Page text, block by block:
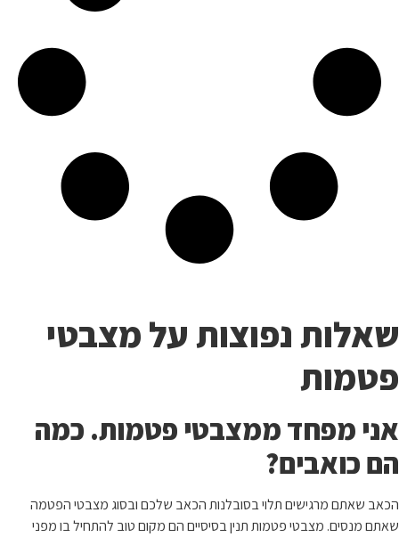
שאלות נפוצות על מצבטי
פטמות
אני מפחד ממצבטי פטמות. כמה
הם כואבים?
הכאב שאתם מרגישים תלוי בסובלנות הכאב שלכם ובסוג מצבטי הפטמה
שאתם מנסים. מצבטי פטמות תנין בסיסיים הם מקום טוב להתחיל בו מפני